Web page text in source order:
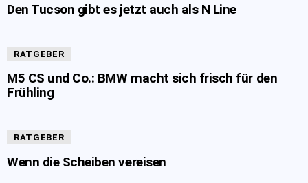
Den Tucson gibt es jetzt auch als N Line
RATGEBER
M5 CS und Co.: BMW macht sich frisch für den
Frühling
RATGEBER
Wenn die Scheiben vereisen